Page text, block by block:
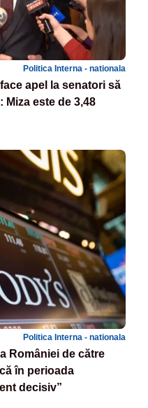
Politica Interna - nationala
apel la senatori să
Miza este de 3,48
Politica Interna - nationala
României de către
în perioada
decisiv”